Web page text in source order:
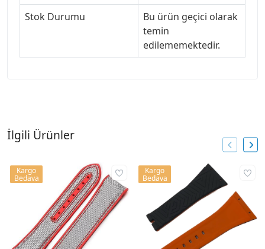
Stok Durumu
Bu ürün geçici olarak
temin
edilememektedir.
İlgili Ürünler
Kargo
Bedava
Kargo
Bedava